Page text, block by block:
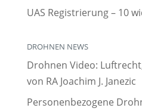
UAS Registrierung – 10
DROHNEN NEWS
Drohnen Video:
von RA Joachim J. Janezic
Personenbezogene